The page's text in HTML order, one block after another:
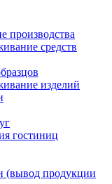
производства
средств
изделий
гостиниц
(вывод продукции